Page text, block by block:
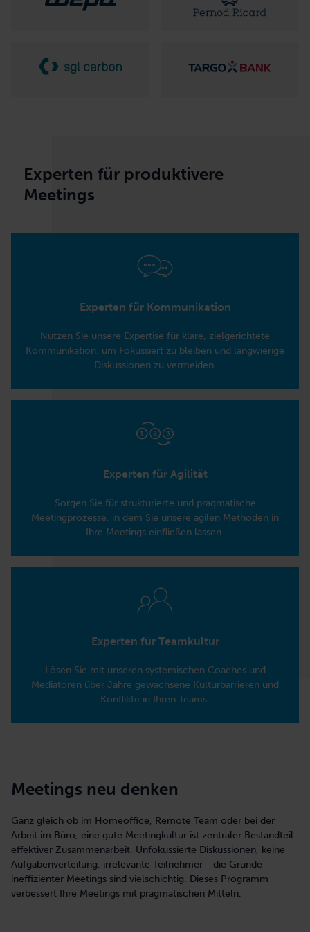
Experten für produktivere
Meetings
Experten für Kommunikation
Nutzen Sie unsere Expertise für klare, zielgerichtete
Kommunikation, um Fokussiert zu bleiben und langwierige
Diskussionen zu vermeiden.
Experten für Agilität
Sorgen Sie für strukturierte und pragmatische
Meetingprozesse, in dem Sie unsere agilen Methoden in
Ihre Meetings einfließen lassen.
Experten für Teamkultur
Lösen Sie mit unseren systemischen Coaches und
Mediatoren über Jahre gewachsene Kulturbarrieren und
Konflikte in Ihren Teams.
Meetings neu denken
Ganz gleich ob im Homeoffice, Remote Team oder bei der
Arbeit im Büro, eine gute Meetingkultur ist zentraler Bestandteil
effektiver Zusammenarbeit. Unfokussierte Diskussionen, keine
Aufgabenverteilung, irrelevante Teilnehmer - die Gründe
ineffizienter Meetings sind vielschichtig. Dieses Programm
verbessert Ihre Meetings mit pragmatischen Mitteln.